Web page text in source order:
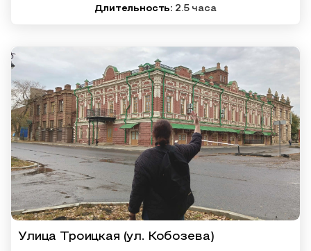
Длительность: 2.5 часа
Улица Троицкая (ул. Кобозева)